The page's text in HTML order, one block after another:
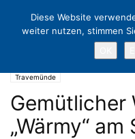
Travemünde
Gemütlicher
„Wärmy“ am
Diese Website
weiter nutzen, stimmen